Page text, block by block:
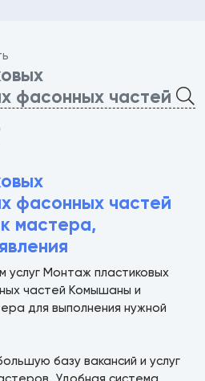
фасонных частей
фасонных частей
мастера,
услуг Монтаж пластиковых
частей Комышаны и
для выполнения нужной
базу вакансий и услуг